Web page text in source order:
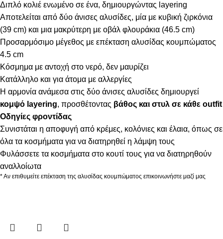
Διπλό κολιέ ενωμένο σε ένα, δημιουργώντας layering
Αποτελείται από δύο άνισες αλυσίδες, μία με κυβική ζιρκόνια
(39 cm) και μια μακρύτερη με οβάλ φλουράκια (46.5 cm)
Προσαρμόσιμο μέγεθος με επέκταση αλυσίδας κουμπώματος
4.5 cm
Κόσμημα με αντοχή στο νερό, δεν μαυρίζει
Κατάλληλο και για άτομα με αλλεργίες
Η αρμονία ανάμεσα στις δύο άνισες αλυσίδες δημιουργεί
κομψό layering, προσθέτοντας βάθος και στυλ σε κάθε outfit
Οδηγίες φροντίδας
Συνιστάται η αποφυγή από κρέμες, κολόνιες και έλαια, όπως σε
όλα τα κοσμήματα για να διατηρηθεί η λάμψη τους
Φυλάσσετε τα κοσμήματα στο κουτί τους για να διατηρηθούν
αναλλοίωτα
* Αν επιθυμείτε επέκταση της αλυσίδας κουμπώματος επικοινωνήστε μαζί μας